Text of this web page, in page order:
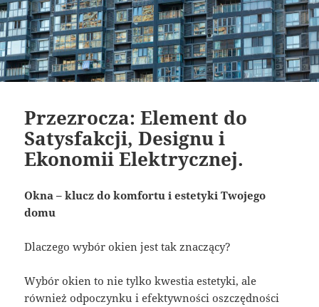
Przezrocza: Element do
Satysfakcji, Designu i
Ekonomii Elektrycznej.
Okna – klucz do komfortu i estetyki Twojego
domu
Dlaczego wybór okien jest tak znaczący?
Wybór okien to nie tylko kwestia estetyki, ale
również odpoczynku i efektywności oszczędności